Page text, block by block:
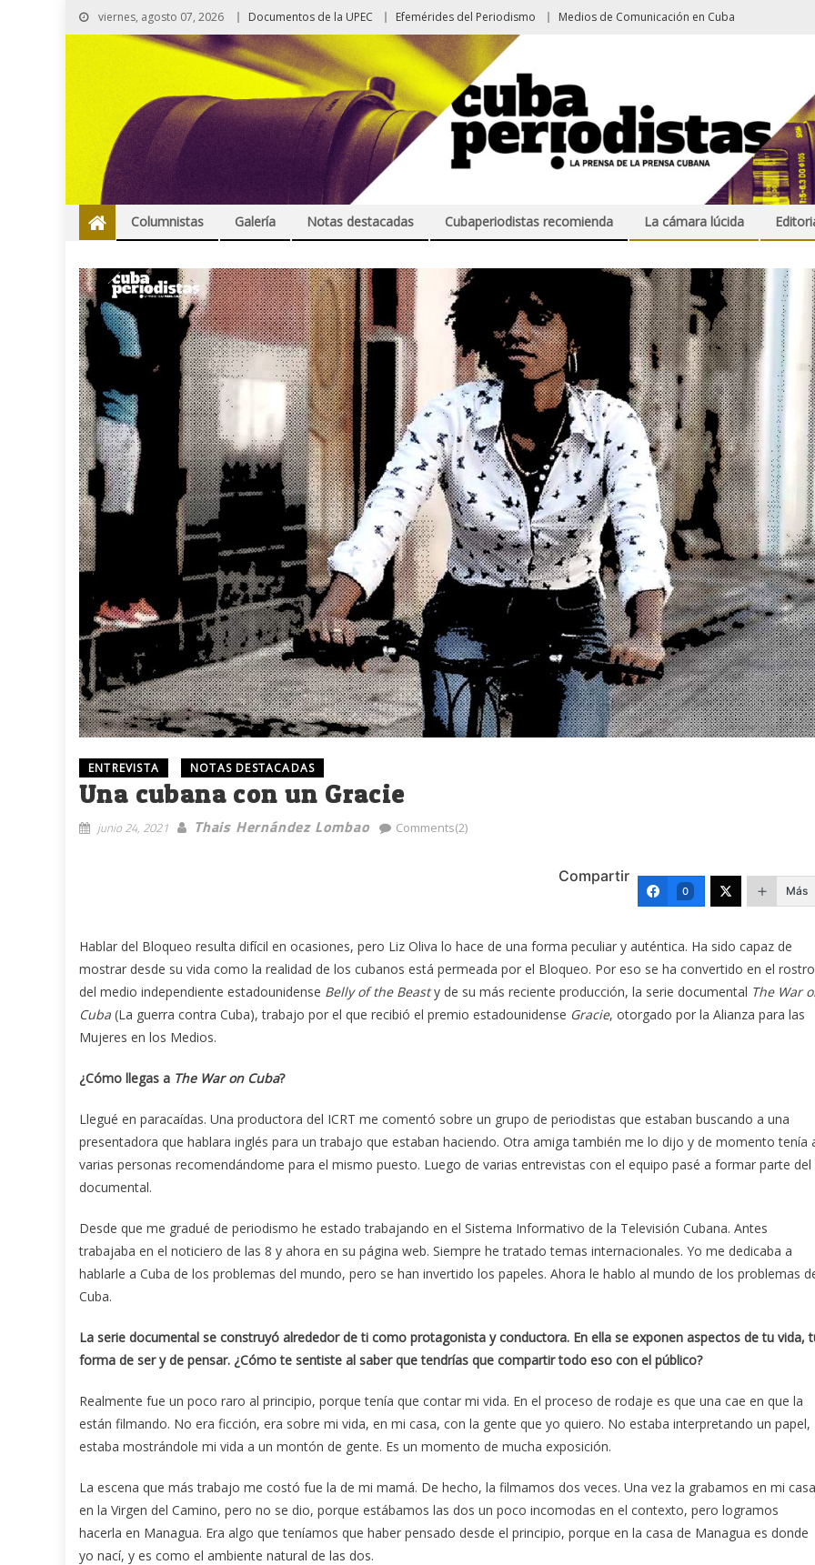
viernes, agosto 07, 2026 Documentos de la UPEC Efemérides del Periodismo Medios de Comunicación en Cuba
Columnistas Galería Notas destacadas Cubaperiodistas recomienda La cámara lúcida
ENTREVISTA NOTAS DESTACADAS
Una cubana con un Gracie
junio 24, 2021 Thais Hernández Lombao Comments(2)
Compartir
0 Más
Hablar del Bloqueo resulta difícil en ocasiones, pero Liz Oliva lo hace de una forma peculiar y auténtica. Ha sido capaz de
mostrar desde su vida como la realidad de los cubanos está permeada por el Bloqueo. Por eso se ha convertido en el rostro
del medio independiente estadounidense Belly of the Beasty de su más reciente producción, la serie documental The War
Cuba (La guerra contra Cuba), trabajo por el que recibió el premio estadounidense Gracie, otorgado por la Alianza para las
Mujeres en los Medios.
¿Cómo llegas a The War on Cuba?
Llegué en paracaídas. Una productora del ICRT me comentó sobre un grupo de periodistas que estaban buscando a una
presentadora que hablara inglés para un trabajo que estaban haciendo. Otra amiga también me lo dijo y de momento tenía
varias personas recomendándome para el mismo puesto. Luego de varias entrevistas con el equipo pasé a formar parte del
documental.
Desde que me gradué de periodismo he estado trabajando en el Sistema Informativo de la Televisión Cubana. Antes
trabajaba en el noticiero de las 8 y ahora en su página web. Siempre he tratado temas internacionales. Yo me dedicaba a
hablarle a Cuba de los problemas del mundo, pero se han invertido los papeles. Ahora le hablo al mundo de los problemas
Cuba.
La serie documental se construyó alrededor de ti como protagonista y conductora. En ella se exponen aspectos de tu vida,
forma de ser y de pensar. ¿Cómo te sentiste al saber que tendrías que compartir todo eso con el público?
Realmente fue un poco raro al principio, porque tenía que contar mi vida. En el proceso de rodaje es que una cae en que la
están filmando. No era ficción, era sobre mi vida, en mi casa, con la gente que yo quiero. No estaba interpretando un papel,
estaba mostrándole mi vida a un montón de gente. Es un momento de mucha exposición.
La escena que más trabajo me costó fue la de mi mamá. De hecho, la filmamos dos veces. Una vez la grabamos en mi casa
en la Virgen del Camino, pero no se dio, porque estábamos las dos un poco incomodas en el contexto, pero logramos
hacerla en Managua. Era algo que teníamos que haber pensado desde el principio, porque en la casa de Managua es donde
yo nací, y es como el ambiente natural de las dos.